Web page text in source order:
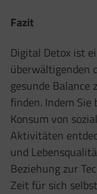
Fazit
Digital Detox ist
überwältigenden
gesunde
finden. Indem
Konsum von
Aktivitäten
und
Beziehung zur
Zeit für sich